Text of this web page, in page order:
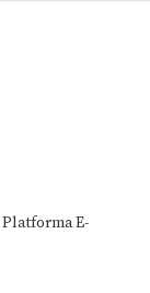
Platforma E-